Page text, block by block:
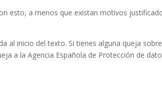
esto, a menos que existan motivos
al inicio del texto. Si tienes alguna queja
a la Agencia Española de Protección de